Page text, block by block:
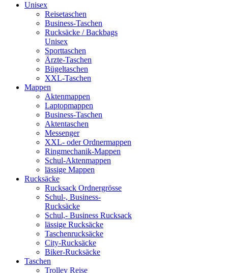
Unisex
Reisetaschen
Business-Taschen
Rucksäcke / Backbags
Unisex
Sporttaschen
Ärzte-Taschen
Bügeltaschen
XXL-Taschen
Mappen
Aktenmappen
Laptopmappen
Business-Taschen
Aktentaschen
Messenger
XXL- oder Ordnermappen
Ringmechanik-Mappen
Schul-Aktenmappen
lässige Mappen
Rucksäcke
Rucksack Ordnergrösse
Schul-, Business-
Rucksäcke
Schul,- Business Rucksack
lässige Rucksäcke
Taschenrucksäcke
City-Rucksäcke
Biker-Rucksäcke
Taschen
Trolley Reise